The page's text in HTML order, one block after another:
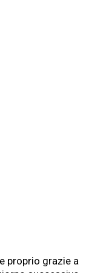
proprio grazie a